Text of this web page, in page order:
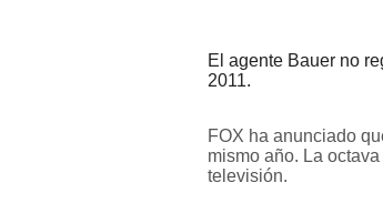
El agente Bauer no
2011.
FOX ha anunciado
mismo año. La
televisión.